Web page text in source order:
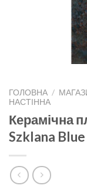
ГОЛОВНА /
НАСТІННА
Керамічна
Szklana